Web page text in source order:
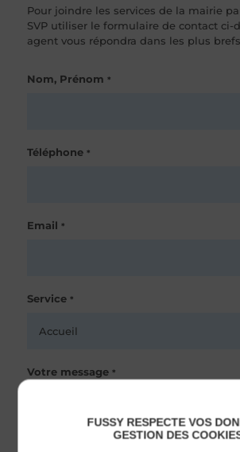
Pour joindre les services de la mairie
SVP utiliser le formulaire de contact ci-
agent vous répondra dans les plus
Nom, Prénom *
Téléphone *
Email *
Service *
Votre message *
FUSSY RESPECTE VOS
GESTION DES